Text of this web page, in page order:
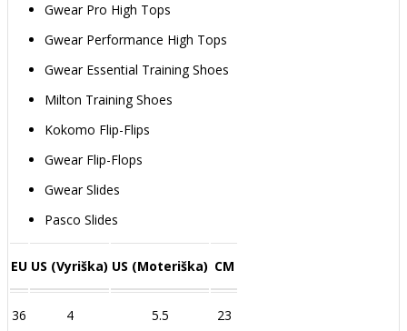
Gwear Pro High Tops
Gwear Performance High Tops
Gwear Essential Training Shoes
Milton Training Shoes
Kokomo Flip-Flips
Gwear Flip-Flops
Gwear Slides
Pasco Slides
EU US (Vyriška) US (Moteriška) CM
36 4 5.5 23